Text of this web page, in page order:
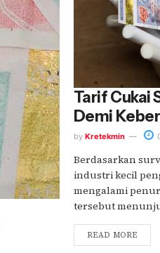
Tarif Cukai
Demi
by Kretekmin
Berdasarkan
industri kecil
mengalami
tersebut
READ MORE